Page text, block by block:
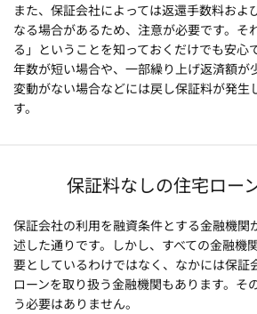
また、保証会社によっては返還手数料およ
なる場合があるため、注意が必要です。そ
る」ということを知っておくだけでも安心
年数が短い場合や、一部繰り上げ返済額が
変動がない場合などには戻し保証料が発生
す。
保証料なしの住宅ロー
保証会社の利用を融資条件とする金融機関
述した通りです。しかし、すべての金融機
要としているわけではなく、なかには保証
ローンを取り扱う金融機関もあります。そ
う必要はありません。